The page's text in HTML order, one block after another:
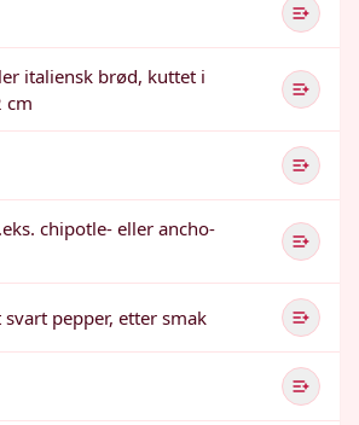
italiensk brød, kuttet i
cm
chipotle- eller ancho-
pepper, etter smak